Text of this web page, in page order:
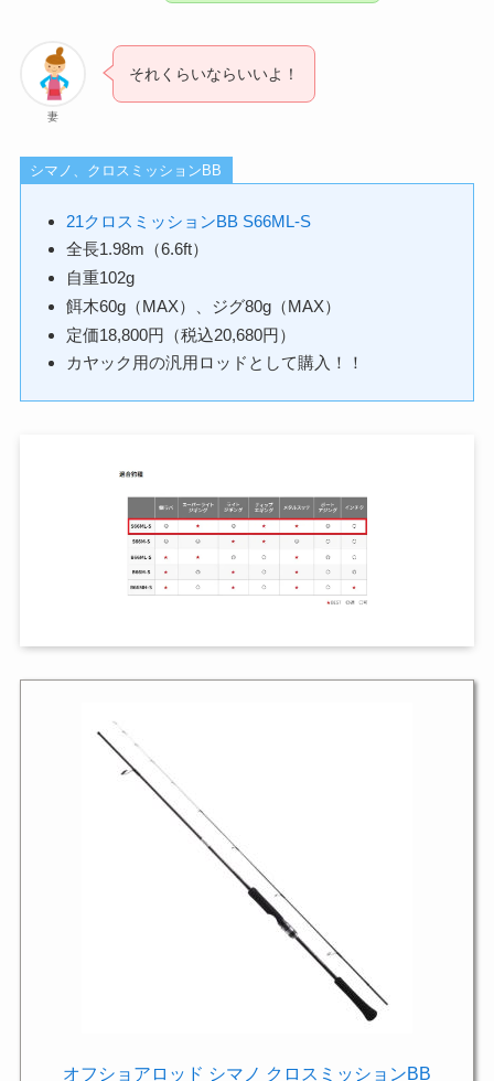
妻
それくらいならいいよ！
シマノ、クロスミッションBB
21クロスミッションBB S66ML-S
全長1.98m（6.6ft）
自重102g
餌木60g（MAX）、ジグ80g（MAX）
定価18,800円（税込20,680円）
カヤック用の汎用ロッドとして購入！！
オフショアロッド シマノ クロスミッションBB